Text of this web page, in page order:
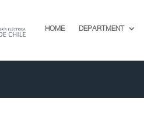
HOME DEPARTMENT